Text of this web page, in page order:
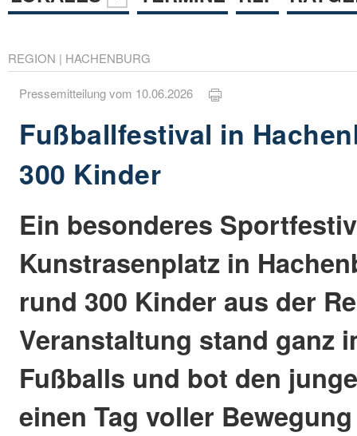
REGION | HACHENBURG
Pressemitteilung vom 10.06.2026
Fußballfestival in
300 Kinder
Ein besonderes
Kunstrasenplatz in
rund 300 Kinder aus der
Veranstaltung stand ganz
Fußballs und bot den
einen Tag voller